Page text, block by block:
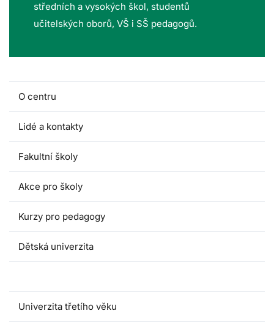
středních a vysokých škol, studentů
učitelských oborů, VŠ i SŠ pedagogů.
O centru
Lidé a kontakty
Fakultní školy
Akce pro školy
Kurzy pro pedagogy
Dětská univerzita
Univerzita třetího věku